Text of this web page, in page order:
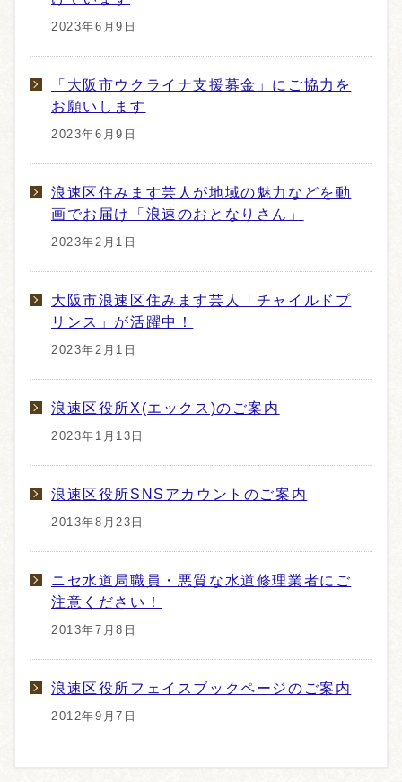
2023年6月9日
「大阪市ウクライナ支援募金」にご協力を
お願いします
2023年6月9日
浪速区住みます芸人が地域の魅力などを動
画でお届け「浪速のおとなりさん」
2023年2月1日
大阪市浪速区住みます芸人「チャイルドプ
リンス」が活躍中！
2023年2月1日
浪速区役所X(エックス)のご案内
2023年1月13日
浪速区役所SNSアカウントのご案内
2013年8月23日
ニセ水道局職員・悪質な水道修理業者にご
注意ください！
2013年7月8日
浪速区役所フェイスブックページのご案内
2012年9月7日